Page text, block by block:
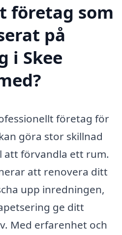
företag som
på
i Skee
företag för
göra stor skillnad
att förvandla ett rum.
att renovera ditt
upp inredningen,
ge ditt
Med erfarenhet och